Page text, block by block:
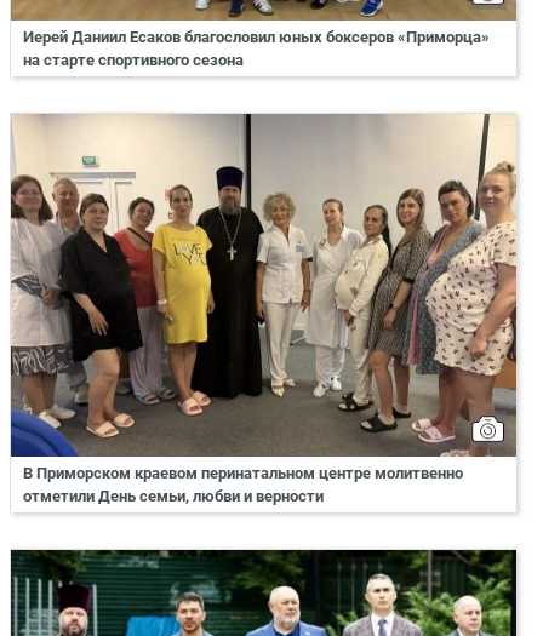
Иерей Даниил Есаков благословил юных боксеров «Приморца»
на старте спортивного сезона
В Приморском краевом перинатальном центре молитвенно
отметили День семьи, любви и верности